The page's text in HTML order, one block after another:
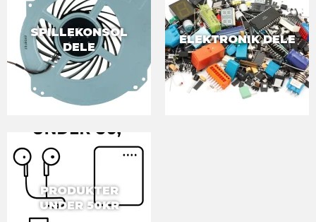
SPILLEKONSOL
DELE
ELEKTRONIK DELE
PRODUKTER
UNDER 50KR